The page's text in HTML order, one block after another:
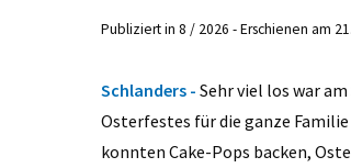
Publiziert in 8 / 2026 - Erschienen am
Schlanders - Sehr viel los war
Osterfestes für die ganze
konnten Cake-Pops backen,